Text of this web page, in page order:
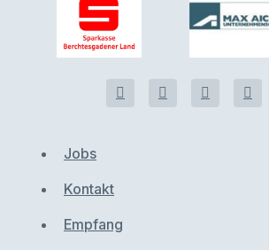
Jobs
Kontakt
Empfang